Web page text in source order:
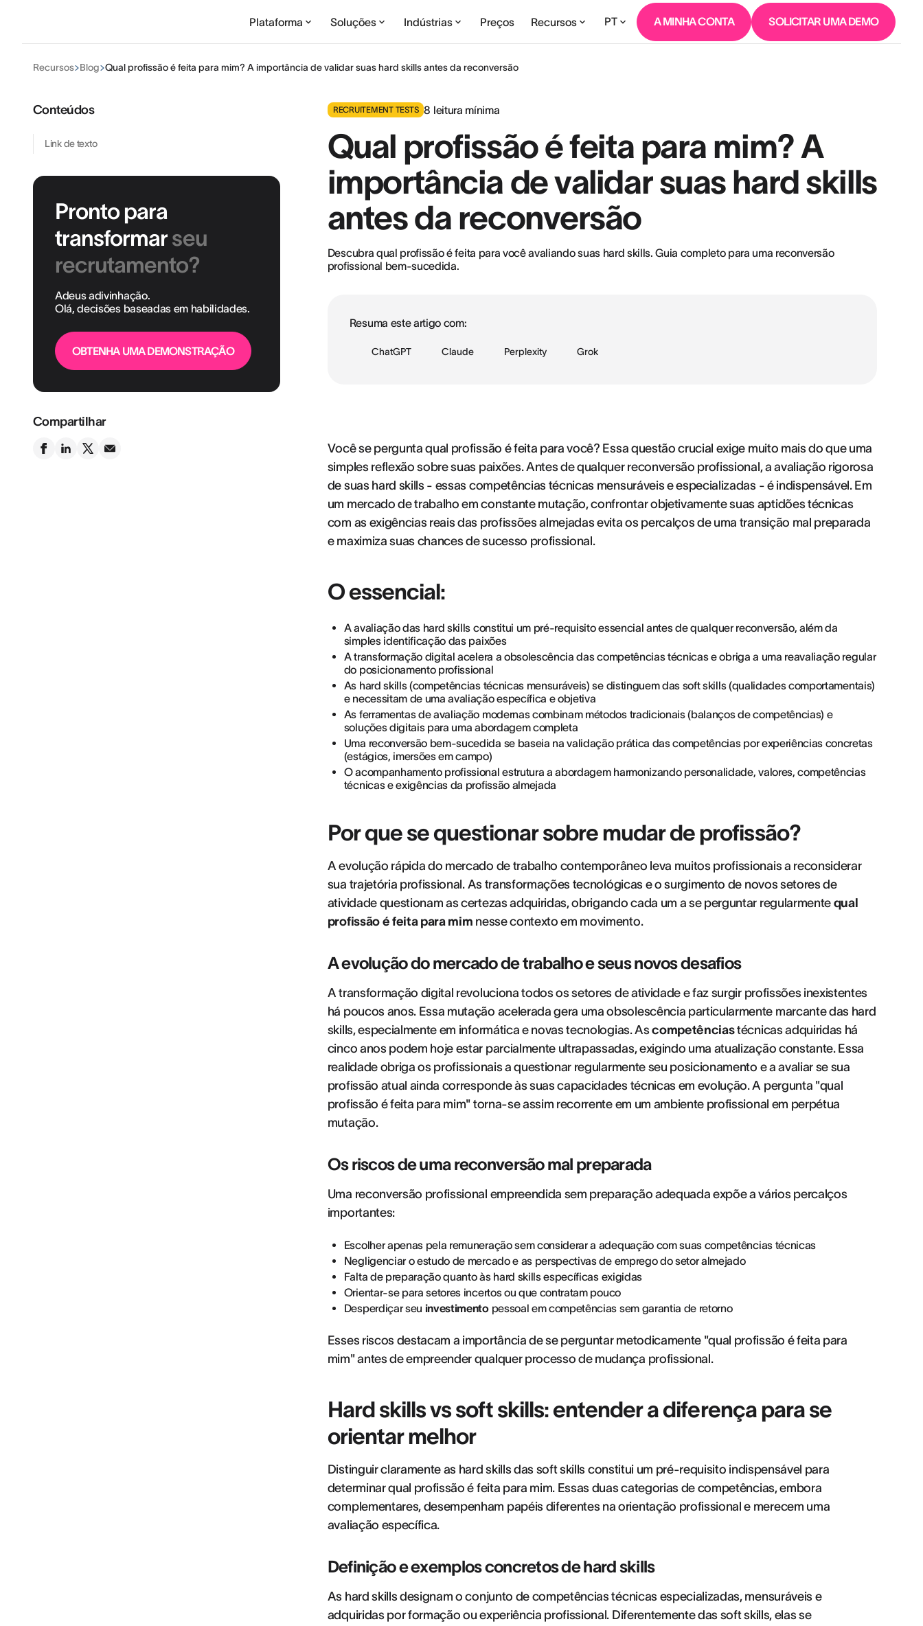
Plataforma Soluções Indústrias Preços Recursos PT A MINHA CONTA SOLICITAR UMA DEMO
Recursos Blog Qual profissão é feita para mim? A importância de validar suas hard skills antes da reconversão
Conteúdos
Link de texto
Pronto para
transformar seu
recrutamento?
Adeus adivinhação.
Olá, decisões baseadas em habilidades.
OBTENHA UMA DEMONSTRAÇÃO
Compartilhar
RECRUITEMENT TESTS 8 leitura mínima
Qual profissão é feita para mim? A
importância de validar suas hard skills
antes da reconversão
Descubra qual profissão é feita para você avaliando suas hard skills. Guia completo para uma reconversão
profissional bem-sucedida.
Resuma este artigo com:
ChatGPT Claude Perplexity Grok
Você se pergunta qual profissão é feita para você? Essa questão crucial exige muito mais do que uma
simples reflexão sobre suas paixões. Antes de qualquer reconversão profissional, a avaliação rigorosa
de suas hard skills - essas competências técnicas mensuráveis e especializadas - é indispensável. Em
um mercado de trabalho em constante mutação, confrontar objetivamente suas aptidões técnicas
com as exigências reais das profissões almejadas evita os percalços de uma transição mal preparada
e maximiza suas chances de sucesso profissional.
O essencial:
A avaliação das hard skills constitui um pré-requisito essencial antes de qualquer reconversão, além da
simples identificação das paixões
A transformação digital acelera a obsolescência das competências técnicas e obriga a uma reavaliação regular
do posicionamento profissional
As hard skills (competências técnicas mensuráveis) se distinguem das soft skills (qualidades comportamentais)
e necessitam de uma avaliação específica e objetiva
As ferramentas de avaliação modernas combinam métodos tradicionais (balanços de competências) e
soluções digitais para uma abordagem completa
Uma reconversão bem-sucedida se baseia na validação prática das competências por experiências concretas
(estágios, imersões em campo)
O acompanhamento profissional estrutura a abordagem harmonizando personalidade, valores, competências
técnicas e exigências da profissão almejada
Por que se questionar sobre mudar de profissão?
A evolução rápida do mercado de trabalho contemporâneo leva muitos profissionais a reconsiderar
sua trajetória profissional. As transformações tecnológicas e o surgimento de novos setores de
atividade questionam as certezas adquiridas, obrigando cada um a se perguntar regularmente qual
profissão é feita para mim nesse contexto em movimento.
A evolução do mercado de trabalho e seus novos desafios
A transformação digital revoluciona todos os setores de atividade e faz surgir profissões inexistentes
há poucos anos. Essa mutação acelerada gera uma obsolescência particularmente marcante das hard
skills, especialmente em informática e novas tecnologias. Ascompetênciastécnicas adquiridas há
cinco anos podem hoje estar parcialmente ultrapassadas, exigindo uma atualização constante. Essa
realidade obriga os profissionais a questionar regularmente seu posicionamento e a avaliar se sua
profissão atual ainda corresponde às suas capacidades técnicas em evolução. A pergunta "qual
profissão é feita para mim" torna-se assim recorrente em um ambiente profissional em perpétua
mutação.
Os riscos de uma reconversão mal preparada
Uma reconversão profissional empreendida sem preparação adequada expõe a vários percalços
importantes:
Escolher apenas pela remuneração sem considerar a adequação com suas competências técnicas
Negligenciar o estudo de mercado e as perspectivas de emprego do setor almejado
Falta de preparação quanto às hard skills específicas exigidas
Orientar-se para setores incertos ou que contratam pouco
Desperdiçar seu investimentopessoal em competências sem garantia de retorno
Esses riscos destacam a importância de se perguntar metodicamente "qual profissão é feita para
mim" antes de empreender qualquer processo de mudança profissional.
Hard skills vs soft skills: entender a diferença para se
orientar melhor
Distinguir claramente as hard skills das soft skills constitui um pré-requisito indispensável para
determinar qual profissão é feita para mim. Essas duas categorias de competências, embora
complementares, desempenham papéis diferentes na orientação profissional e merecem uma
avaliação específica.
Definição e exemplos concretos de hard skills
As hard skills designam o conjunto de competências técnicas especializadas, mensuráveis e
adquiridas por formação ou experiência profissional. Diferentemente das soft skills, elas se